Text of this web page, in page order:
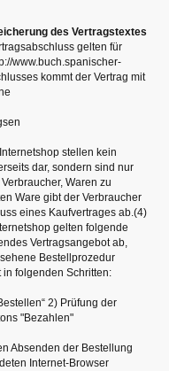
des Vertragstextes
gelten für
www.buch.spanischer-
kommt der Vertrag mit
stellen kein
dar, sondern sind nur
Waren zu
Ware gibt der Verbraucher
eines Kaufvertrages ab.(4)
gelten folgende
Vertragsangebot ab,
Bestellprozedur
folgenden Schritten:
2) Prüfung der
"Bezahlen"
Absenden der Bestellung
Internet-Browser